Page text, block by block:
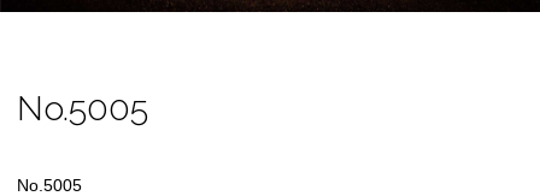
No.5005
No.5005